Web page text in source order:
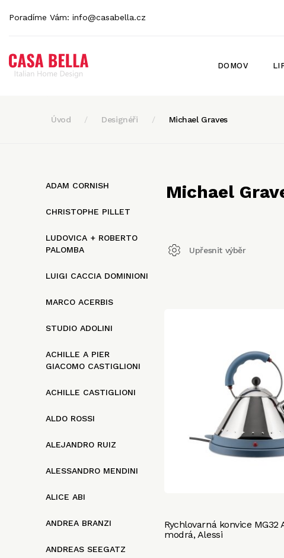
Poradíme Vám: info@casabella.cz
DOMOV
Úvod Designéři Michael Graves
ADAM CORNISH
CHRISTOPHE PILLET
LUDOVICA + ROBERTO
PALOMBA
LUIGI CACCIA DOMINIONI
MARCO ACERBIS
STUDIO ADOLINI
ACHILLE A PIER
GIACOMO CASTIGLIONI
ACHILLE CASTIGLIONI
ALDO ROSSI
ALEJANDRO RUIZ
ALESSANDRO MENDINI
ALICE ABI
ANDREA BRANZI
ANDREAS SEEGATZ
Michael
Upřesnit výběr
Rychlovarná konvice MG32
modrá, Alessi